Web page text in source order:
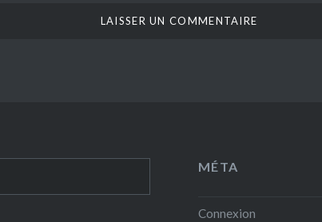
MÉTA
Connexion